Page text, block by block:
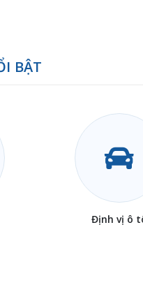
BẬT
Định vị ô